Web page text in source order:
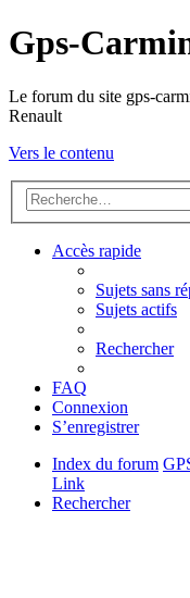
Gps-
Le forum du site gps-
Renault
Vers le contenu
Accès rapide
Sujets sans
Sujets actifs
Rechercher
FAQ
Connexion
S’enregistrer
Index du forum
Link
Rechercher